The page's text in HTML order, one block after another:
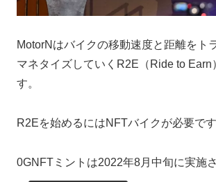
MotorNはバイクの移動速度と距離をト
マネタイズしていくR2E（Ride to Earn
す。
R2Eを始めるにはNFTバイクが必要です
0GNFTミントは2022年8月中旬に実施